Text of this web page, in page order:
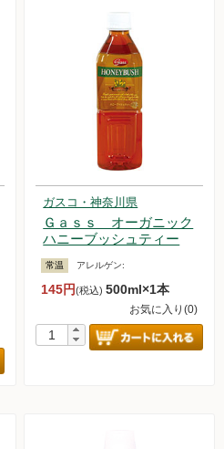
ガスコ・神奈川県
Ｇａｓｓ オーガニック
ハニーブッシュティー
常温 アレルゲン:
145円(税込)500ml×1本
お気に入り(0)